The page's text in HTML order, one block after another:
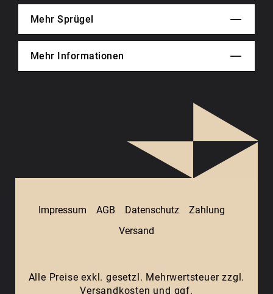
Mehr Sprügel
Mehr Informationen
Impressum AGB Datenschutz
Zahlung
Versand
Alle Preise exkl. gesetzl. Mehrwertsteuer zzgl.
Versandkosten und ggf.